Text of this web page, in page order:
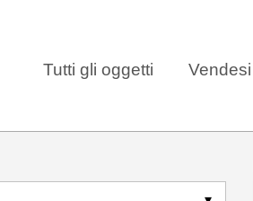
Tutti gli oggetti Vendesi